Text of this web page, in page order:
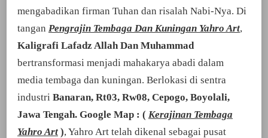
mengabadikan firman Tuhan dan risalah Nabi-Nya. Di
tangan Pengrajin Tembaga Dan Kuningan Yahro Art,
Kaligrafi Lafadz Allah Dan Muhammad
bertransformasi menjadi mahakarya abadi dalam
media tembaga dan kuningan. Berlokasi di sentra
industri Banaran, Rt03, Rw08, Cepogo, Boyolali,
Jawa Tengah. Google Map : ( Kerajinan Tembaga
Yahro Art ), Yahro Art telah dikenal sebagai pusat